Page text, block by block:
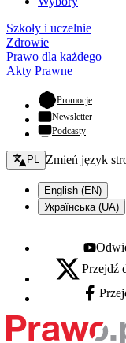
Szkoły i uczelnie
Zdrowie
Prawo dla każdego
Akty Prawne
Promocje- otwiera
Newsletter
Podcasty
Zmień język - bieżący:
PL Zmień język
English (EN)
Українська (UA)
Youtube -
X - otwiera się w
Przejdź
Facebook